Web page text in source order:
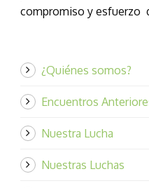
compromiso y esfuerzo
¿Quiénes somos?
Encuentros
Nuestra Lucha
Nuestras Luchas